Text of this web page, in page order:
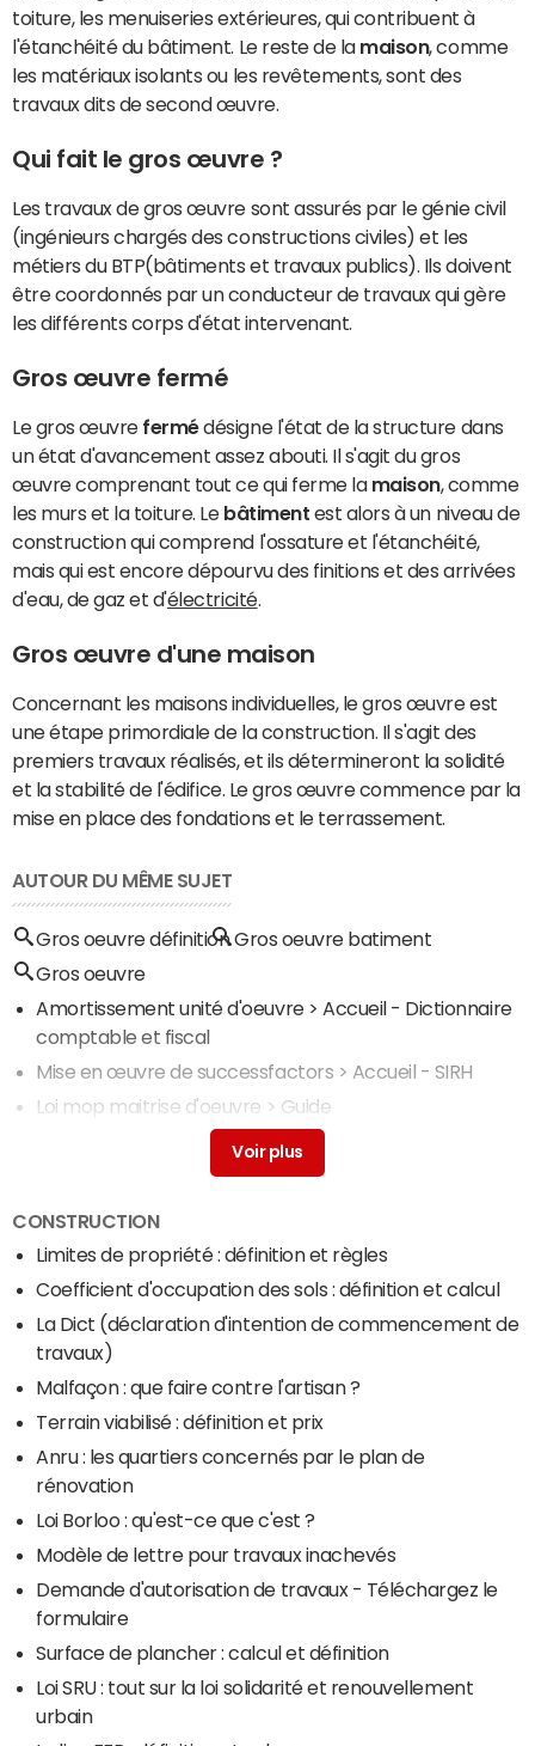
toiture, les menuiseries extérieures, qui contribuent à
l'étanchéité du bâtiment. Le reste de la maison, comme
les matériaux isolants ou les revêtements, sont des
travaux dits de second œuvre.
Qui fait le gros œuvre ?
Les travaux de gros œuvre sont assurés par le génie civil
(ingénieurs chargés des constructions civiles) et les
métiers du BTP(bâtiments et travaux publics). Ils doivent
être coordonnés par un conducteur de travaux qui gère
les différents corps d'état intervenant.
Gros œuvre fermé
Le gros œuvrefermédésigne l'état de la structure dans
un état d'avancement assez abouti. Il s'agit du gros
œuvre comprenant tout ce qui ferme la maison, comme
les murs et la toiture. Le bâtiment est alors à un niveau de
construction qui comprend l'ossature et l'étanchéité,
mais qui est encore dépourvu des finitions et des arrivées
d'eau, de gaz et d'électricité.
Gros œuvre d'une maison
Concernant les maisons individuelles, le gros œuvre est
une étape primordiale de la construction. Il s'agit des
premiers travaux réalisés, et ils détermineront la solidité
et la stabilité de l'édifice. Le gros œuvre commence par la
mise en place des fondations et le terrassement.
AUTOUR DU MÊME SUJET
Gros oeuvre définition Gros oeuvre batiment
Gros oeuvre
Amortissement unité d'oeuvre> Accueil - Dictionnaire
comptable et fiscal
Mise en œuvre de successfactors > Accueil - SIRH
Loi mop maitrise d'oeuvre > Guide
Mise en oeuvre oracle hcm cloud
Mise en œuvre power bi> Accueil - Dataviz
CONSTRUCTION
Limites de propriété : définition et règles
Coefficient d'occupation des sols : définition et calcul
La Dict (déclaration d'intention de commencement de
travaux)
Malfaçon : que faire contre l'artisan ?
Terrain viabilisé : définition et prix
Anru : les quartiers concernés par le plan de
rénovation
Loi Borloo : qu'est-ce que c'est ?
Modèle de lettre pour travaux inachevés
Demande d'autorisation de travaux - Téléchargez le
formulaire
Surface de plancher : calcul et définition
Loi SRU : tout sur la loi solidarité et renouvellement
urbain